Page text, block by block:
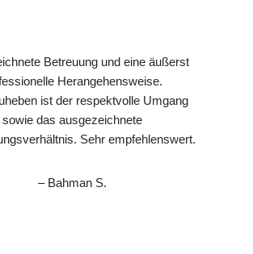
Betreuung und eine äußerst
Herangehensweise.
ist der respektvolle Umgang
sowie das ausgezeichnete
Sehr empfehlenswert.
– Bahman S.